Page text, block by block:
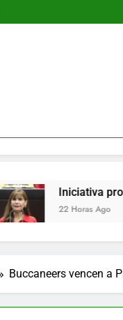
Iniciativa propone
22 Horas Ago
Buccaneers vencen a